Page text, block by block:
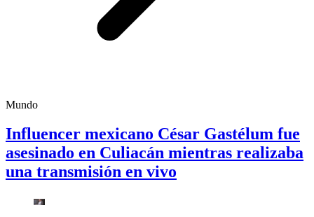
Mundo
Influencer mexicano César Gastélum fue
asesinado en Culiacán mientras realizaba
una transmisión en vivo